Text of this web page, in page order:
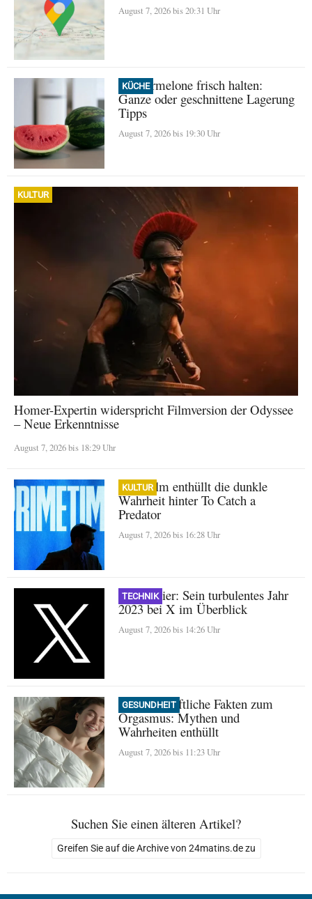
August 7, 2026 bis 20:31 Uhr
KÜCHE
Wassermelone frisch halten:
Ganze oder geschnittene Lagerung
Tipps
August 7, 2026 bis 19:30 Uhr
KULTUR
Homer-Expertin widerspricht Filmversion der Odyssee
– Neue Erkenntnisse
August 7, 2026 bis 18:29 Uhr
KULTUR
A24-Film enthüllt die dunkle
Wahrheit hinter To Catch a
Predator
August 7, 2026 bis 16:28 Uhr
TECHNIK
Nikita Bier: Sein turbulentes Jahr
2023 bei X im Überblick
August 7, 2026 bis 14:26 Uhr
GESUNDHEIT
Wissenschaftliche Fakten zum
Orgasmus: Mythen und
Wahrheiten enthüllt
August 7, 2026 bis 11:23 Uhr
Suchen Sie einen älteren Artikel?
Greifen Sie auf die Archive von 24matins.de zu